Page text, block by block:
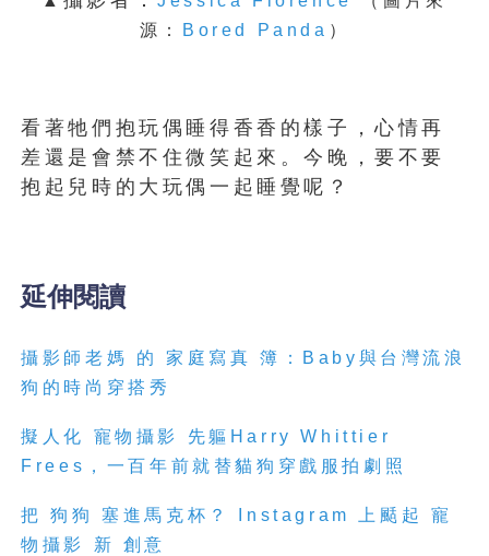
源：
Bored Panda ）
看著牠們抱玩偶睡得香香的樣子，心情再
差還是會禁不住微笑起來。今晚，要不要
抱起兒時的大玩偶一起睡覺呢？
延伸閱讀
攝影師老媽 的 家庭寫真 簿：Baby與台灣流浪
狗的時尚穿搭秀
擬人化 寵物攝影 先軀Harry Whittier
Frees，一百年前就替貓狗穿戲服拍劇照
把 狗狗 塞進馬克杯？ Instagram 上颳起 寵
物攝影 新 創意